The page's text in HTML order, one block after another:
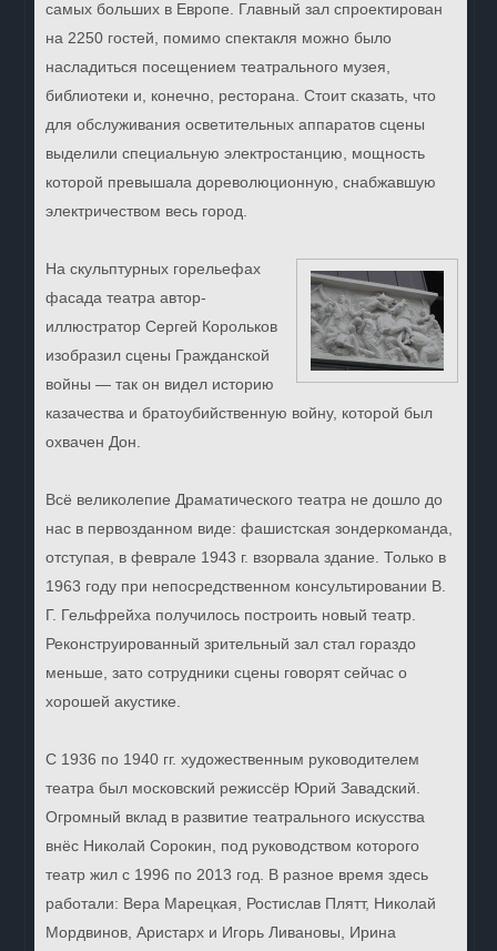
самых больших в Европе. Главный зал спроектирован
на 2250 гостей, помимо спектакля можно было
насладиться посещением театрального музея,
библиотеки и, конечно, ресторана. Стоит сказать, что
для обслуживания осветительных аппаратов сцены
выделили специальную электростанцию, мощность
которой превышала дореволюционную, снабжавшую
электричеством весь город.
На скульптурных горельефах
фасада театра автор-
иллюстратор Сергей Корольков
изобразил сцены Гражданской
войны — так он видел историю
казачества и братоубийственную войну, которой был
охвачен Дон.
Всё великолепие Драматического театра не дошло до
нас в первозданном виде: фашистская зондеркоманда,
отступая, в феврале 1943 г. взорвала здание. Только в
1963 году при непосредственном консультировании В.
Г. Гельфрейха получилось построить новый театр.
Реконструированный зрительный зал стал гораздо
меньше, зато сотрудники сцены говорят сейчас о
хорошей акустике.
С 1936 по 1940 гг. художественным руководителем
театра был московский режиссёр Юрий Завадский.
Огромный вклад в развитие театрального искусства
внёс Николай Сорокин, под руководством которого
театр жил с 1996 по 2013 год. В разное время здесь
работали: Вера Марецкая, Ростислав Плятт, Николай
Мордвинов, Аристарх и Игорь Ливановы, Ирина